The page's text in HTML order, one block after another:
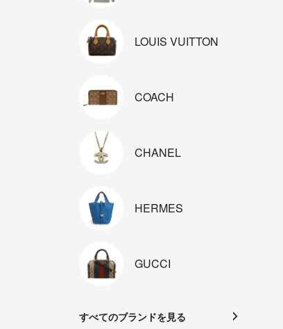
LOUIS VUITTON
COACH
CHANEL
HERMES
GUCCI
すべてのブランドを見る